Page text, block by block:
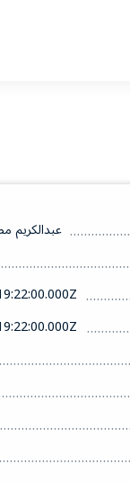
عبدالكريم